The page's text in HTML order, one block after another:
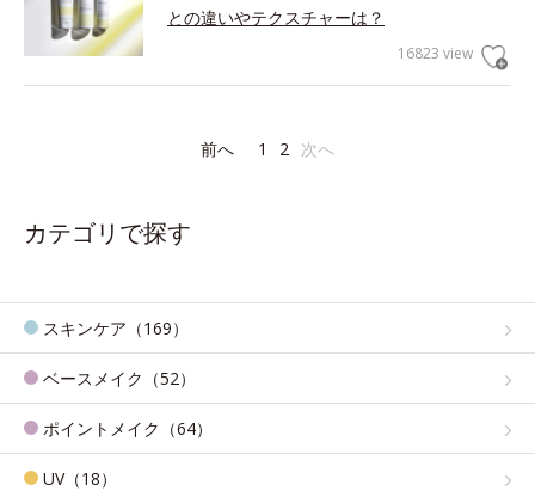
との違いやテクスチャーは？
16823 view
前へ 1 2 次へ
カテゴリで探す
スキンケア（169）
ベースメイク（52）
ポイントメイク（64）
UV（18）